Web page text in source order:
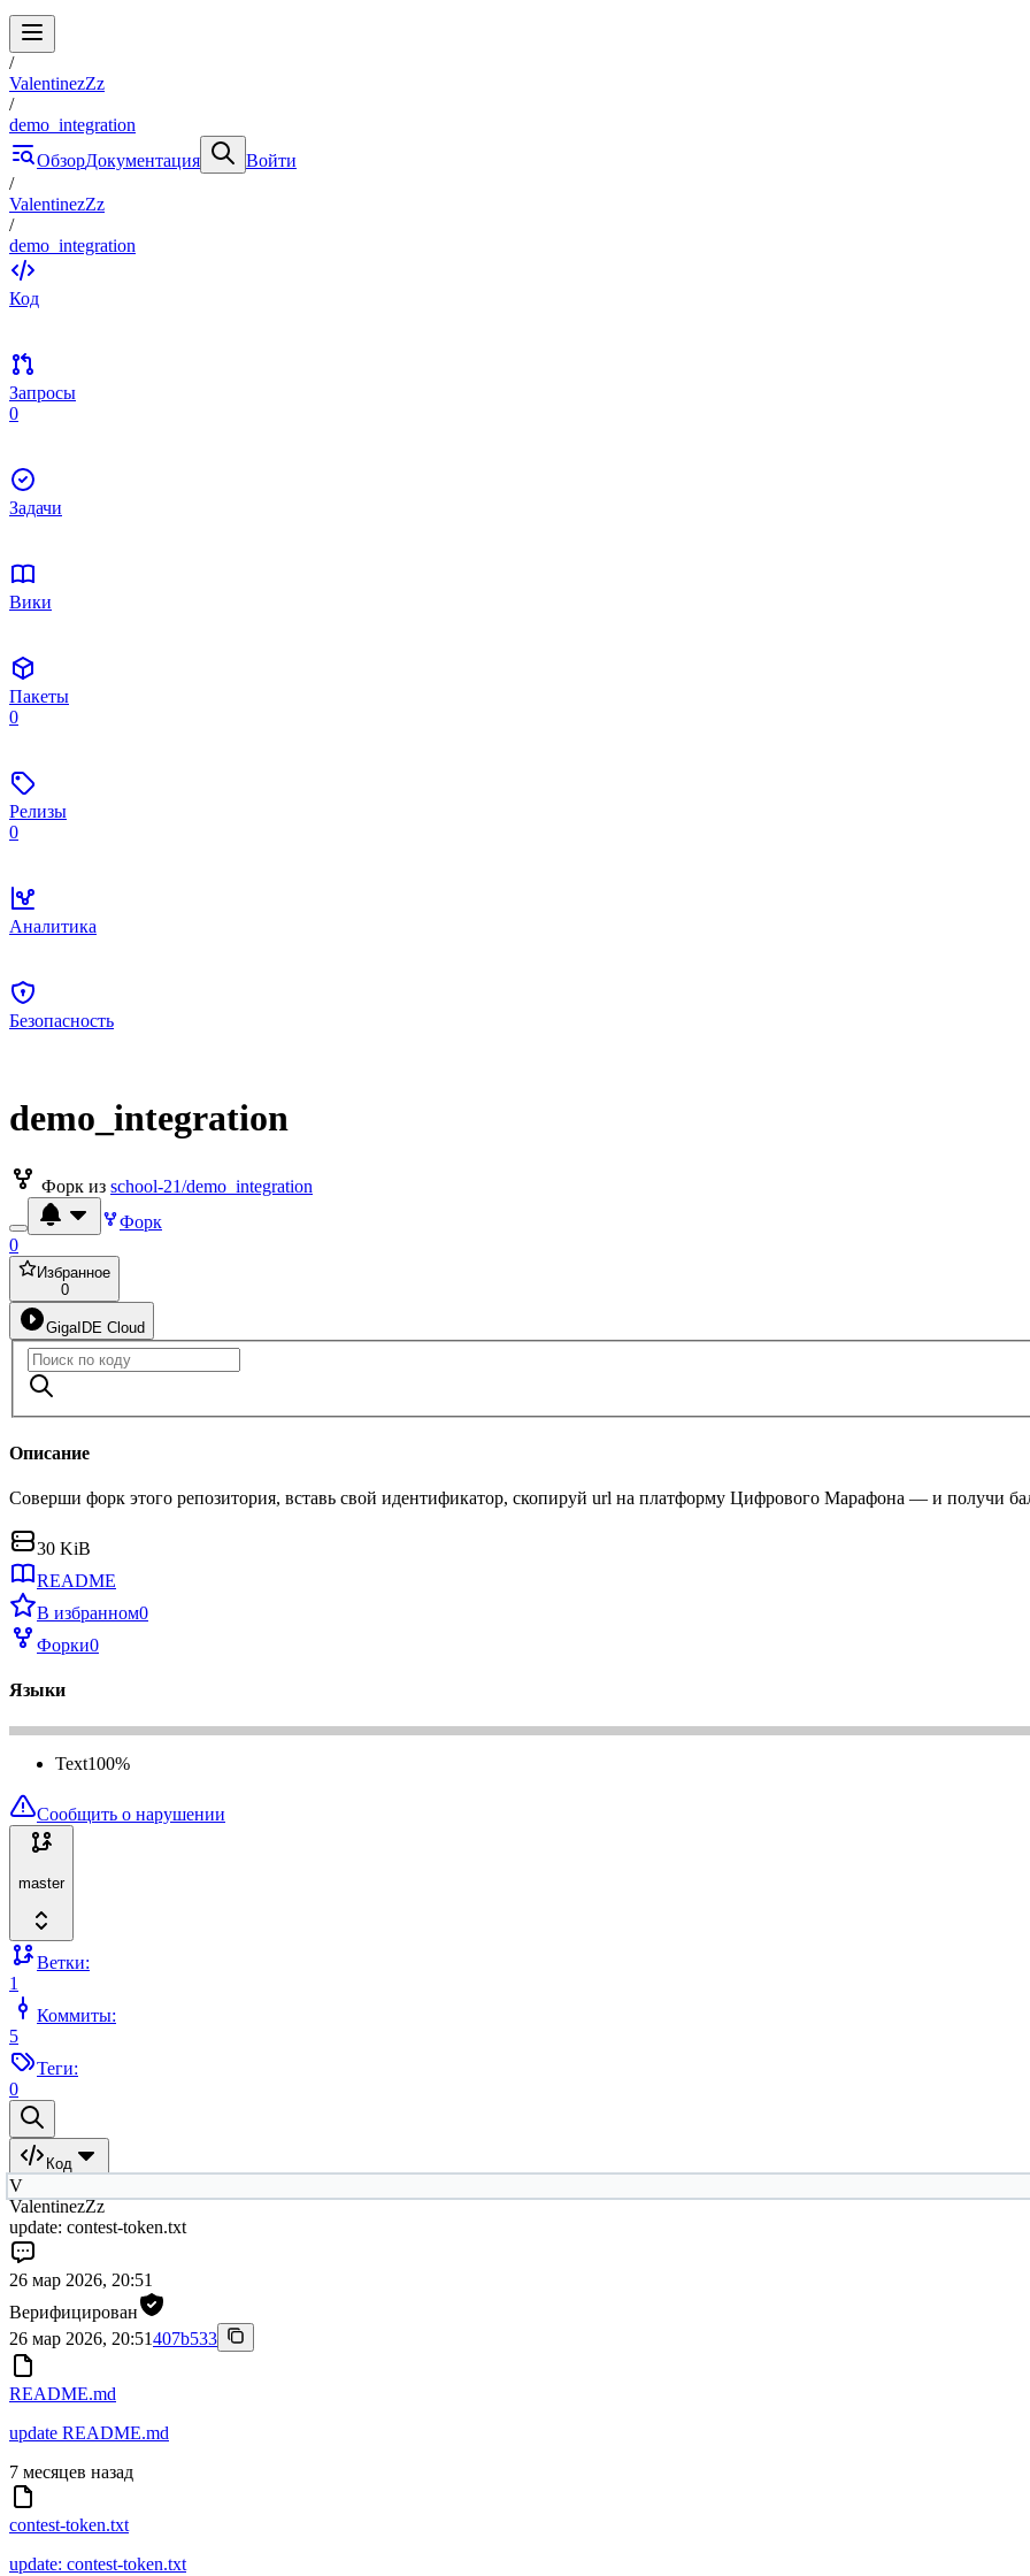
/
ValentinezZz
/
demo_integration
ОбзорДокументация
Войти
/
ValentinezZz
/
demo_integration
Код
Запросы
0
Задачи
Вики
Пакеты
0
Релизы
0
Аналитика
Безопасность
demo_integration
Форк из school-21/demo_integration
Форк
0
Избранное
0
GigaIDE Cloud
Описание
Соверши форк этого репозитория, вставь свой идентификатор, скопируй url на платформу Цифрового Марафона — и получи
30 KiB
README
В избранном0
Форки0
Языки
Text100%
Сообщить о нарушении
master
Ветки:
1
Коммиты:
5
Теги:
0
Код
V
ValentinezZz
update: contest-token.txt
26 мар 2026, 20:51
Верифицирован
26 мар 2026, 20:51407b533
README.md
update README.md
7 месяцев назад
contest-token.txt
update: contest-token.txt